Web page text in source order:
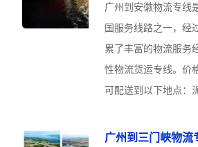
广州到安徽物流专线
国服务线路之一，经
累了丰富的物流服务
性物流货运专线。价
可配送到以下地点：
广州到三门峡物流